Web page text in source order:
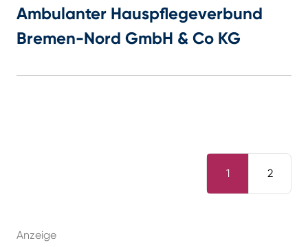
Ambulanter Hauspflegeverbund
Bremen-Nord GmbH & Co KG
1 2
Anzeige